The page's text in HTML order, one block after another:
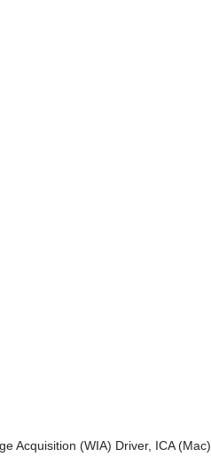
Acquisition (WIA) Driver, ICA (Mac).